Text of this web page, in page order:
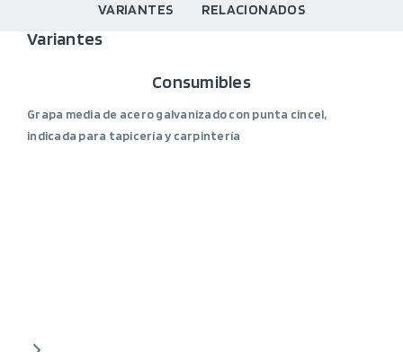
VARIANTES RELACIONADOS
Variantes
Consumibles
Grapa media de acero galvanizado con punta cincel,
indicada para tapicería y carpintería